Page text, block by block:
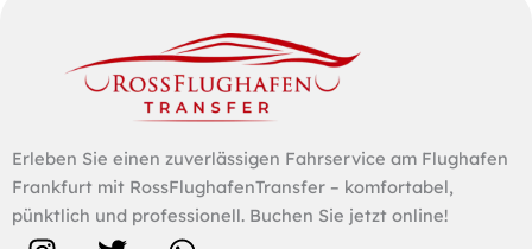
Erleben Sie einen zuverlässigen Fahrservice am Flughafen
Frankfurt mit RossFlughafenTransfer – komfortabel,
pünktlich und professionell. Buchen Sie jetzt online!